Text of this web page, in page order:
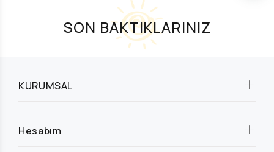
SON BAKTIKLARINIZ
KURUMSAL
Hesabım